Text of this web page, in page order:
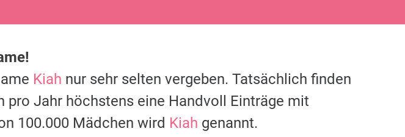
Kiah nur sehr selten vergeben. Tatsächlich finden
Jahr höchstens eine Handvoll Einträge mit
100.000 Mädchen wird Kiah genannt.